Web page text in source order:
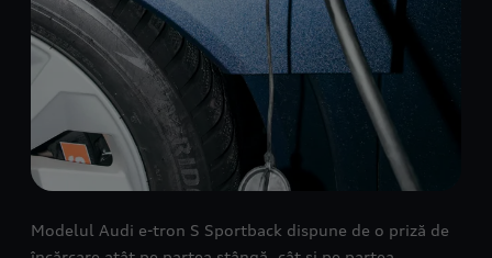
Modelul Audi e-tron S Sportback dispune de o priză de